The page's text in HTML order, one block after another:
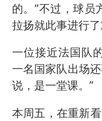
的。”不过，球员
拉扬就此事进行了
一位接近法国队
一名国家队出场
说，是一堂课。”
本周五，在重新